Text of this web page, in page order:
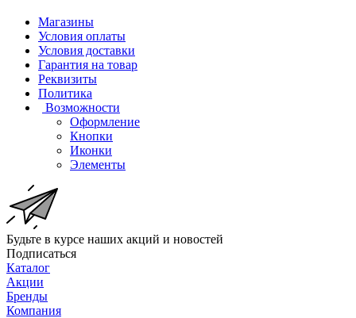
Магазины
Условия оплаты
Условия доставки
Гарантия на товар
Реквизиты
Политика
Возможности
Оформление
Кнопки
Иконки
Элементы
Будьте в курсе наших акций и новостей
Подписаться
Каталог
Акции
Бренды
Компания